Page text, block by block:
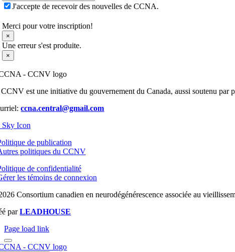
J'accepte de recevoir des nouvelles de CCNA.
Merci pour votre inscription!
×
Une erreur s'est produite.
×
est une initiative du gouvernement du Canada, aussi soutenu par
ccna.central@gmail.com
de publication
politiques du CCNV
de confidentialité
les témoins de connexion
Consortium canadien en neurodégénérescence associée au
parLEADHOUSE
Page load link